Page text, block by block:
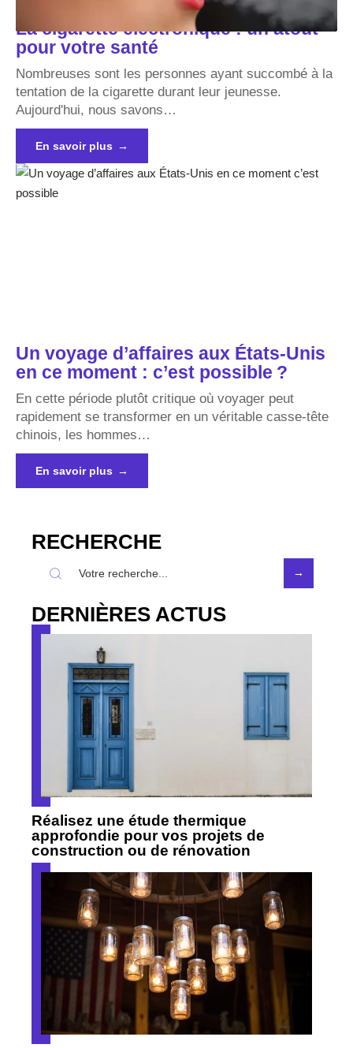
La cigarette électronique : un atout
pour votre santé
Nombreuses sont les personnes ayant succombé à la
tentation de la cigarette durant leur jeunesse.
Aujourd'hui, nous savons…
En savoir plus
Un voyage d’affaires aux États-Unis
en ce moment : c’est possible ?
En cette période plutôt critique où voyager peut
rapidement se transformer en un véritable casse-tête
chinois, les hommes…
En savoir plus
RECHERCHE
DERNIÈRES ACTUS
Réalisez une étude thermique
approfondie pour vos projets de
construction ou de rénovation